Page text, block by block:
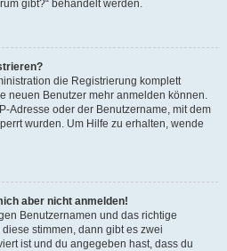
gibt?“ behandelt werden.
die Registrierung komplett
neuen Benutzer mehr anmelden können.
Adresse oder der Benutzername, mit dem
wurden. Um Hilfe zu erhalten, wende
aber nicht anmelden!
Benutzernamen und das richtige
stimmen, dann gibt es zwei
ist und du angegeben hast, dass du